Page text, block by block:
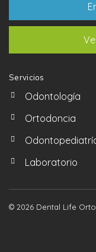
Servicios
Odontología
Ortodoncia
Laboratorio
© 2026 Dental Life